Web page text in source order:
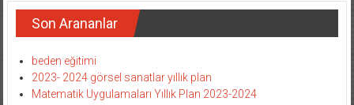
Son Arananlar
beden eğitimi
2023- 2024 görsel sanatlar yıllık plan
Matematik Uygulamaları Yıllık Plan 2023-2024